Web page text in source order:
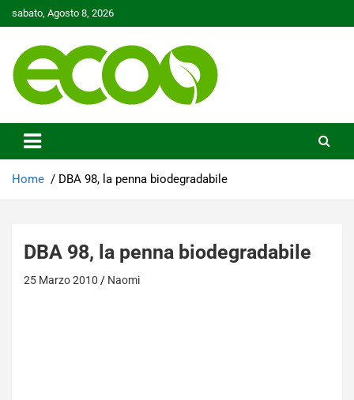
to
sabato, Agosto 8, 2026
Ecoo.it
Home DBA 98, la penna biodegradabile
DBA 98, la penna biodegradabile
25 Marzo 2010 Naomi